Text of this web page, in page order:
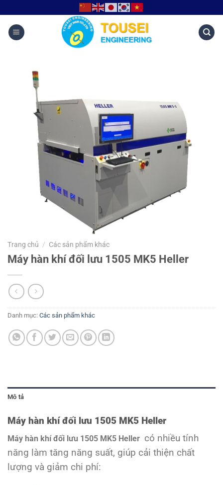
Trang chủ / Các sản phẩm khác
Máy hàn khí đối lưu 1505 MK5 Heller
Danh mục: Các sản phẩm khác
Mô tả
Máy hàn khí đối lưu 1505 MK5 Heller
Máy hàn khí đối lưu 1505 MK5 Heller có nhiều tính
năng làm tăng năng suất, giúp cải thiện chất
lượng và giảm chi phí: